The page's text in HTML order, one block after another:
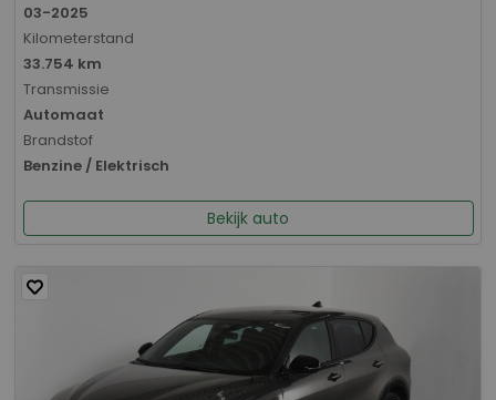
03-2025
Kilometerstand
33.754 km
Transmissie
Automaat
Brandstof
Benzine / Elektrisch
Bekijk auto